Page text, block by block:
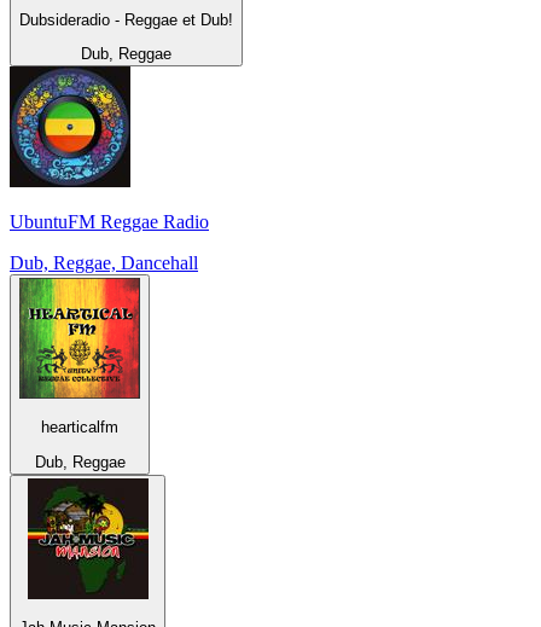
Dubsideradio - Reggae et Dub!
Dub, Reggae
UbuntuFM Reggae Radio
Dub, Reggae, Dancehall
hearticalfm
Dub, Reggae